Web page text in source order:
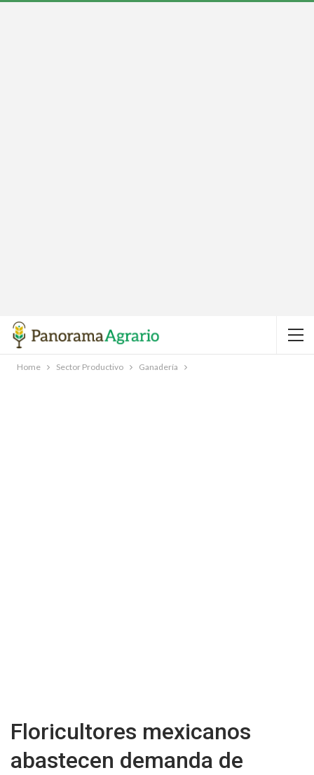
Home Sector Productivo Ganadería
Floricultores mexicanos
abastecen demanda de